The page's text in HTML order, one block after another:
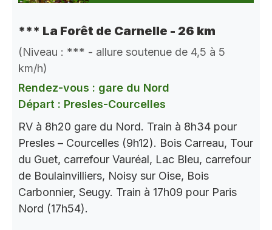
*** La Forêt de Carnelle - 26 km
(Niveau : *** - allure soutenue de 4,5 à 5
km/h)
Rendez-vous : gare du Nord
Départ : Presles-Courcelles
RV à 8h20 gare du Nord. Train à 8h34 pour
Presles – Courcelles (9h12). Bois Carreau, Tour
du Guet, carrefour Vauréal, Lac Bleu, carrefour
de Boulainvilliers, Noisy sur Oise, Bois
Carbonnier, Seugy. Train à 17h09 pour Paris
Nord (17h54).